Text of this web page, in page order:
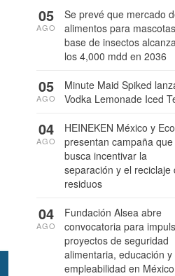
Se prevé que mercado
alimentos para
base de insectos
los 4,000 mdd en 2036
05
AGO
Minute Maid Spiked
Vodka Lemonade Iced
05
AGO
HEINEKEN México y
presentan campaña que
busca incentivar la
separación y el reciclaje
residuos
04
AGO
Fundación Alsea abre
convocatoria para
proyectos de seguridad
alimentaria, educación y
empleabilidad en México
04
AGO